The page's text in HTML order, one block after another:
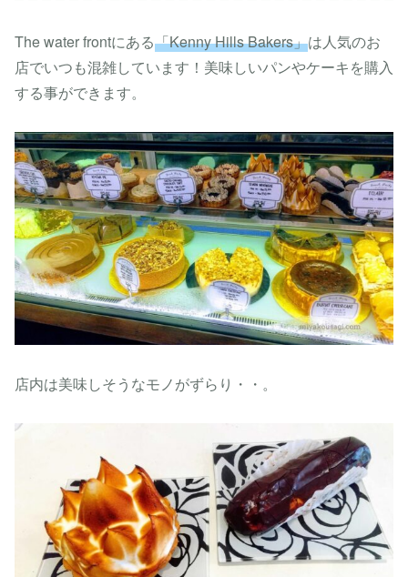
The water frontにある「Kenny Hills Bakers」は人気のお
店でいつも混雑しています！美味しいパンやケーキを購入
する事ができます。
店内は美味しそうなモノがずらり・・。